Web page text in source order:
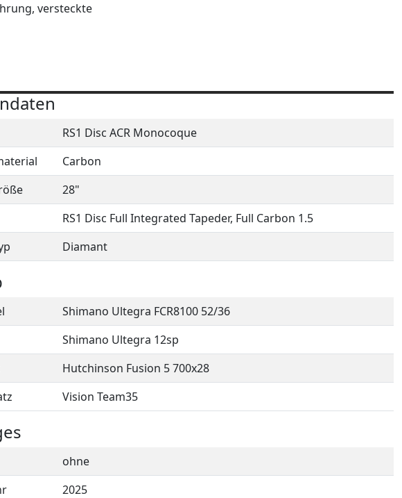
versteckte
RS1 Disc ACR Monocoque
Carbon
28"
RS1 Disc Full Integrated Tapeder, Full Carbon 1.5
Diamant
Shimano Ultegra FCR8100 52/36
Shimano Ultegra 12sp
Hutchinson Fusion 5 700x28
Vision Team35
ohne
2025